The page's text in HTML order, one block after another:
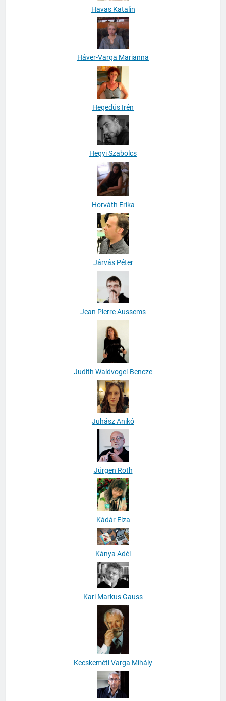
Havas Katalin
Háver-Varga Marianna
Hegedüs Irén
Hegyi Szabolcs
Horváth Erika
Járvás Péter
Jean Pierre Aussems
Judith Waldvogel-Bencze
Juhász Anikó
Jürgen Roth
Kádár Elza
Kánya Adél
Karl Markus Gauss
Kecskeméti Varga Mihály